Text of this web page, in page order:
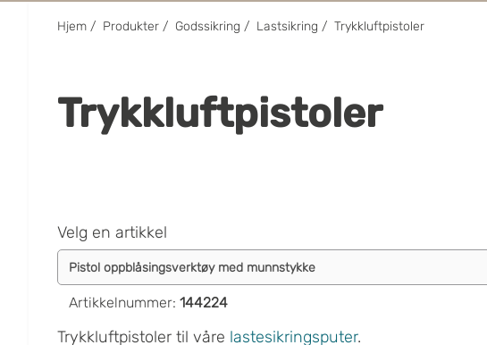
Hjem / Produkter / Godssikring / Lastsikring / Trykkluftpistoler
Trykkluftpistoler
Velg en artikkel
Artikkelnummer: 144224
Trykkluftpistoler til våre lastesikringsputer.